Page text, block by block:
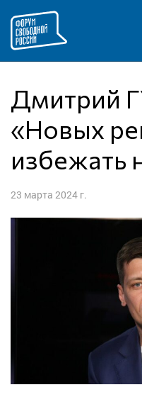
содержимому
Дмитрий ГУДКОВ:
«Новых
избежать
23 марта 2024 г.